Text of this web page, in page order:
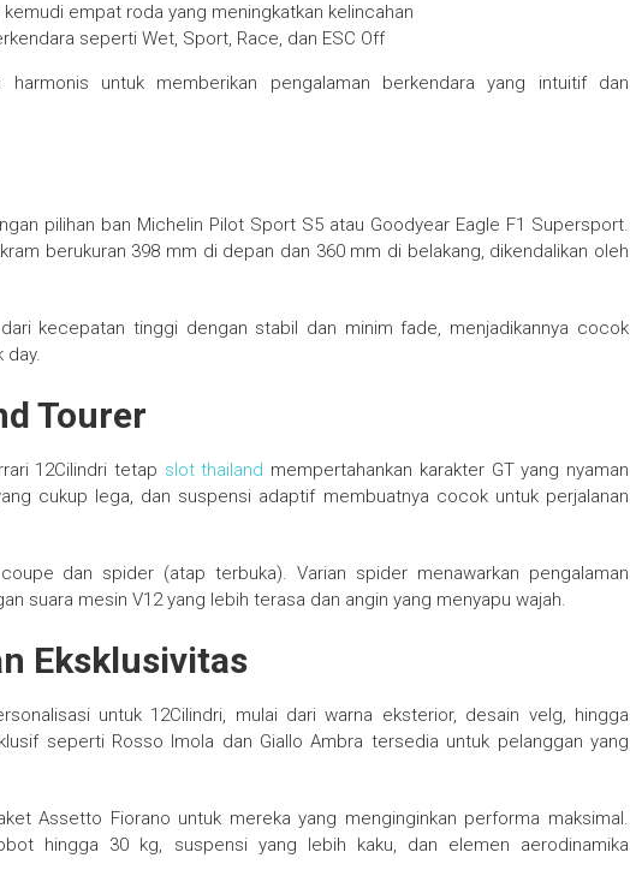
empat roda yang meningkatkan kelincahan
seperti Wet, Sport, Race, dan ESC Off
untuk memberikan pengalaman berkendara yang intuitif dan
pilihan ban Michelin Pilot Sport S5 atau Goodyear Eagle F1 Supersport.
berukuran 398 mm di depan dan 360 mm di belakang, dikendalikan oleh
kecepatan tinggi dengan stabil dan minim fade, menjadikannya cocok
day.
Tourer
12Cilindri tetap slot thailand mempertahankan karakter GT yang nyaman
cukup lega, dan suspensi adaptif membuatnya cocok untuk perjalanan
dan spider (atap terbuka). Varian spider menawarkan pengalaman
suara mesin V12 yang lebih terasa dan angin yang menyapu wajah.
Eksklusivitas
untuk 12Cilindri, mulai dari warna eksterior, desain velg, hingga
seperti Rosso Imola dan Giallo Ambra tersedia untuk pelanggan yang
Assetto Fiorano untuk mereka yang menginginkan performa maksimal.
hingga 30 kg, suspensi yang lebih kaku, dan elemen aerodinamika